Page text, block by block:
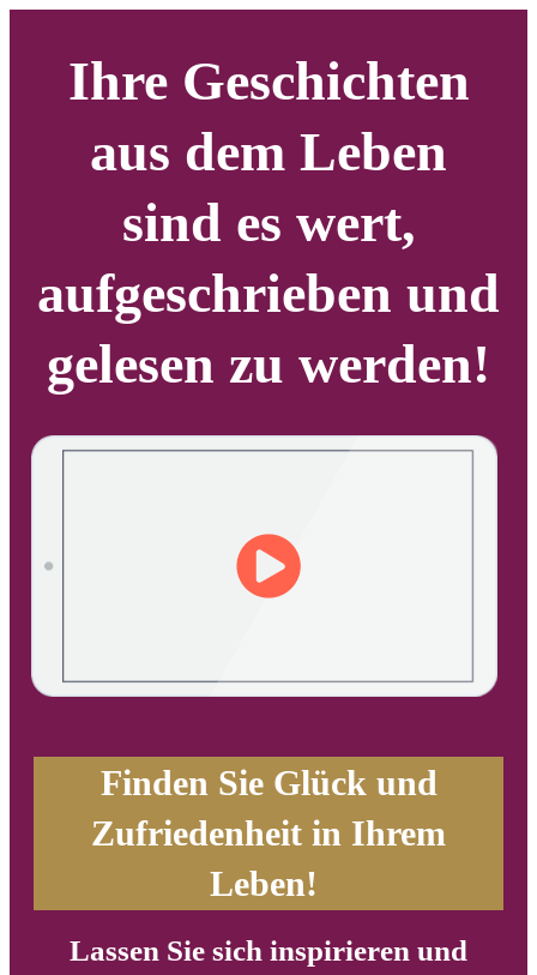
Ihre Geschichten
aus dem Leben
sind es wert,
aufgeschrieben und
gelesen zu werden!
Finden Sie Glück und
Zufriedenheit in Ihrem
Leben!
Lassen Sie sich inspirieren und